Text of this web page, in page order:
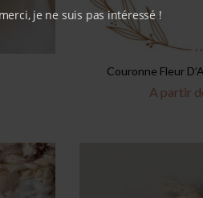
Couronne Fleur
A partir
je ne suis pas intéressé !